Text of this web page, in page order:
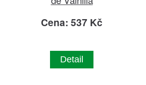
Cena: 537 Kč
Detail